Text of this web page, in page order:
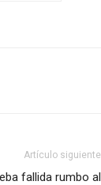
Artículo siguiente
fallida rumbo al